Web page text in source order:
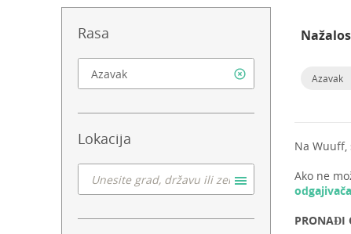
Rasa
Lokacija
Azavak
Na Wuuff,
Ako ne
odgajivača
PRONAĐI